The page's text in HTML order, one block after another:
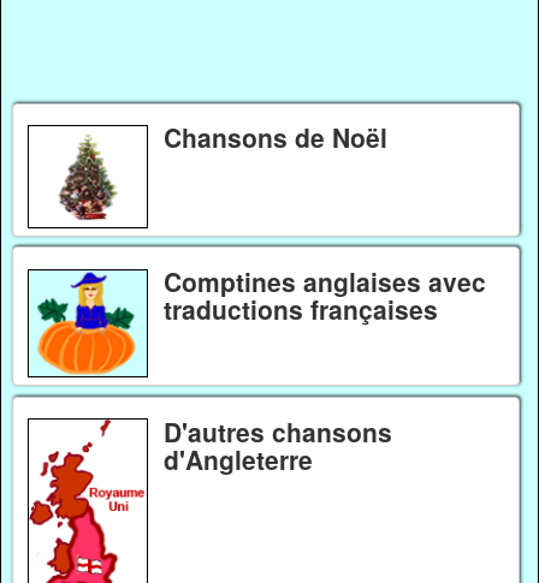
Chansons de Noël
Comptines anglaises avec
traductions françaises
D'autres chansons
d'Angleterre